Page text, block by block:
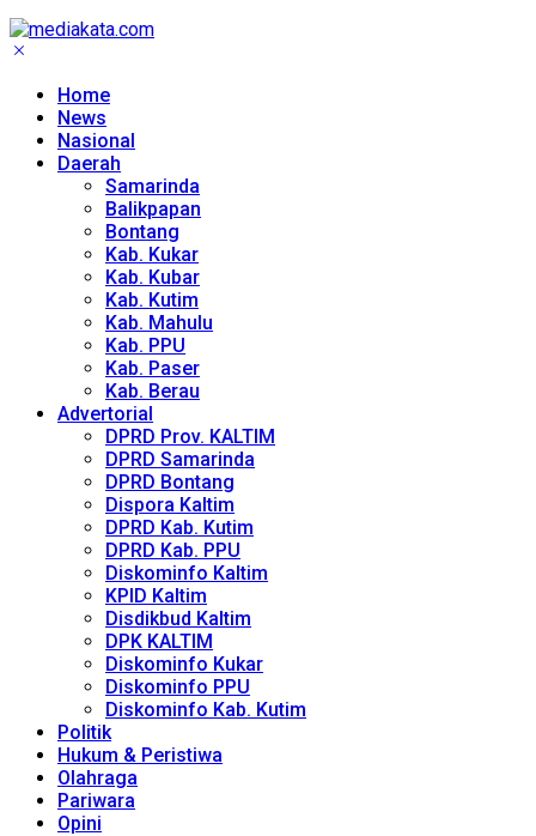
Home
News
Nasional
Daerah
Samarinda
Balikpapan
Bontang
Kab. Kukar
Kab. Kubar
Kab. Kutim
Kab. Mahulu
Kab. PPU
Kab. Paser
Kab. Berau
Advertorial
DPRD Prov. KALTIM
DPRD Samarinda
DPRD Bontang
Dispora Kaltim
DPRD Kab. Kutim
DPRD Kab. PPU
Diskominfo Kaltim
KPID Kaltim
Disdikbud Kaltim
DPK KALTIM
Diskominfo Kukar
Diskominfo PPU
Diskominfo Kab. Kutim
Politik
Hukum & Peristiwa
Olahraga
Pariwara
Opini